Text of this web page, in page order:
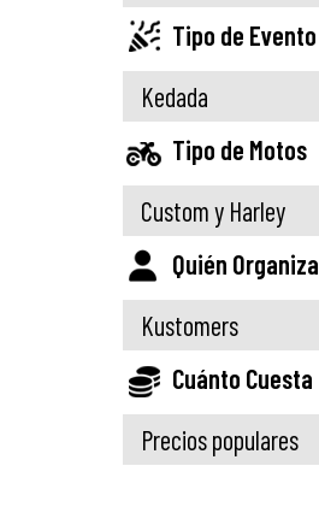
Tipo de Evento
Kedada
Tipo de Motos
Custom y Harley
Quién Organiza
Kustomers
Cuánto Cuesta
Precios populares